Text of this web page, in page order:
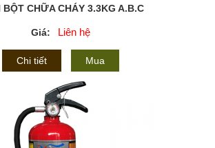
BỘT CHỮA CHÁY 3.3KG A.B.C
Giá: Liên hệ
Chi tiết Mua